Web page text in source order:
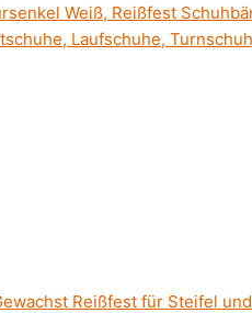
Weiß, Reißfest
Laufschuhe,
Reißfest für Steifel